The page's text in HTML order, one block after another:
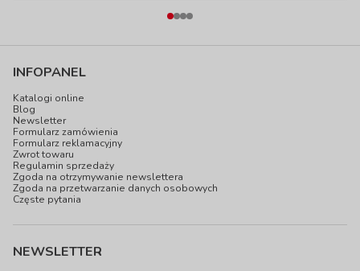
INFOPANEL
Katalogi online
Blog
Newsletter
Formularz zamówienia
Formularz reklamacyjny
Zwrot towaru
Regulamin sprzedaży
Zgoda na otrzymywanie newslettera
Zgoda na przetwarzanie danych osobowych
Częste pytania
NEWSLETTER